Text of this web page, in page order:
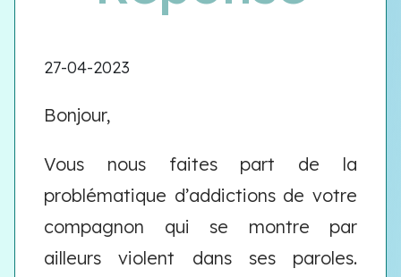
27-04-2023
Bonjour,
Vous nous faites part de la
problématique d’addictions de votre
compagnon qui se montre par
ailleurs violent dans ses paroles.